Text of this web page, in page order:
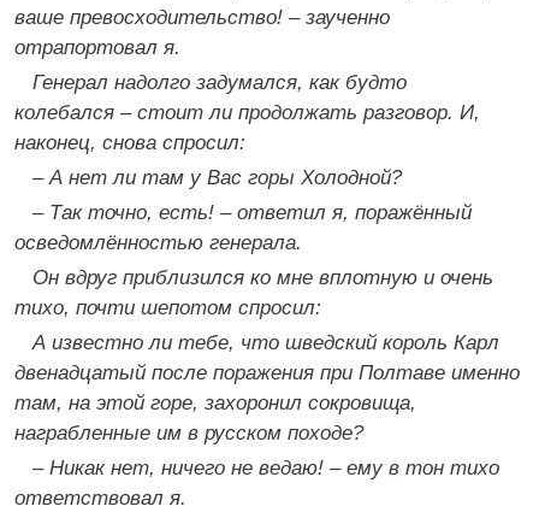
ваше превосходительство! – заученно
отрапортовал я.
Генерал надолго задумался, как будто
колебался – стоит ли продолжать разговор. И,
наконец, снова спросил:
– А нет ли там у Вас горы Холодной?
– Так точно, есть! – ответил я, поражённый
осведомлённостью генерала.
Он вдруг приблизился ко мне вплотную и очень
тихо, почти шепотом спросил:
А известно ли тебе, что шведский король Карл
двенадцатый после поражения при Полтаве именно
там, на этой горе, захоронил сокровища,
награбленные им в русском походе?
– Никак нет, ничего не ведаю! – ему в тон тихо
ответствовал я.